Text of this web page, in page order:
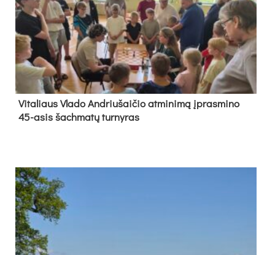
Vi­ta­liaus Vla­do And­riu­šai­čio at­mi­ni­mą įpras­mi­no
45-asis šach­ma­tų tur­ny­ras